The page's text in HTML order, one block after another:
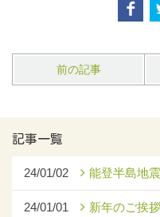
前の記事
記事一覧
24/01/02 能登半島地震
24/01/01 新年のご挨拶